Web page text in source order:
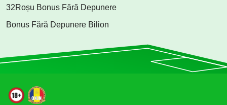
32Roșu Bonus Fără Depunere
Bonus Fără Depunere Bilion